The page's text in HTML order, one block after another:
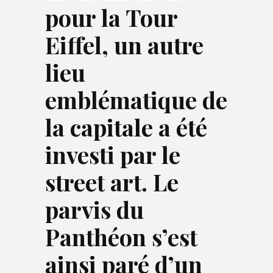
pour la Tour
Eiffel, un autre
lieu
emblématique de
la capitale a été
investi par le
street art. Le
parvis du
Panthéon s’est
ainsi paré d’un